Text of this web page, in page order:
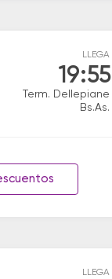
LLEGA
19:55
Term. Dellepiane
Bs.As.
LLEGA